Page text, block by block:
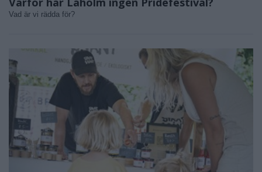
Vad är vi rädda för?